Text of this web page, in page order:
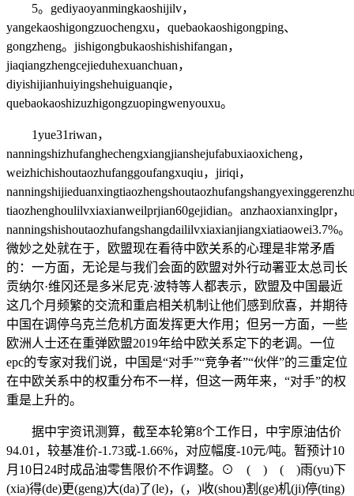
5。gediyaoyanmingkaoshijilv，
yangekaoshigongzuochengxu，quebaokaoshigongping、
gongzheng。jishigongbukaoshishishifangan，
jiaqiangzhengcejieduhexuanchuan，
diyishijianhuiyingshehuiguanqie，
quebaokaoshizuzhigongzuopingwenyouxu。
1yue31riwan，
nanningshizhufanghechengxiangjianshejufabuxiaoxicheng，
weizhichishoutaozhufanggoufangxuqiu，jiriqi，
tiaozhenghoulilvxiaxianweilprjian60gejidian。anzhaoxianxinglpr，
微妙之处就在于，欧盟现在看待中欧关系的心理是非常矛盾
的：一方面，无论是与我们会面的欧盟对外行动署亚太总司长
贡纳尔·维冈还是多米尼克·波特等人都表示，欧盟及中国最近
这几个月频繁的交流和重启相关机制让他们感到欣喜，并期待
中国在调停乌克兰危机方面发挥更大作用；但另一方面，一些
欧洲人士还在重弹欧盟2019年给中欧关系定下的老调。一位
epc的专家对我们说，中国是“对手”“竞争者”“伙伴”的三重定位
在中欧关系中的权重分布不一样，但这一两年来，“对手”的权
重是上升的。
据中宇资讯测算，截至本轮第8个工作日，中宇原油估价
94.01，较基准价-1.73或-1.66%，对应幅度-10元/吨。暂预计10
月10日24时成品油零售限价不作调整。⊙ ( ) ( )雨(yu)下
(xia)得(de)更(geng)大(da)了(le)，(，)收(shou)割(ge)机(ji)停(ting)